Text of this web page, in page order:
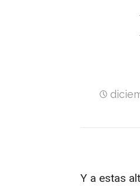
Y a estas